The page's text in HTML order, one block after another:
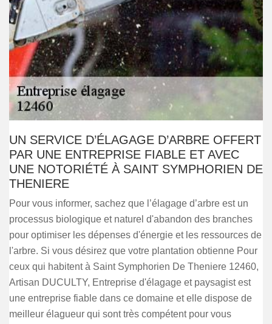
UN SERVICE D’ÉLAGAGE D’ARBRE OFFERT
PAR UNE ENTREPRISE FIABLE ET AVEC
UNE NOTORIÉTÉ À SAINT SYMPHORIEN DE
THENIERE
Pour vous informer, sachez que l’élagage d’arbre est un
processus biologique et naturel d'abandon des branches
pour optimiser les dépenses d'énergie et les ressources de
l'arbre. Si vous désirez que votre plantation obtienne Pour
ceux qui habitent à Saint Symphorien De Theniere 12460,
Artisan DUCULTY, Entreprise d'élagage et paysagist est
une entreprise fiable dans ce domaine et elle dispose de
meilleur élagueur qui sont très compétent pour vous